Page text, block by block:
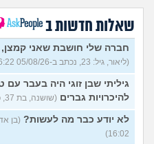
מאנשים אחרים?
(בדוי,
בן 27)
שאלה לבנות שעברו פרום
בחייהן
(ליהיא, בת 18)
עדיף להיות פשוט לבד או
לנסות להפגש עם חברות?
(אנונימית, בת 17)
חברות שלי ישתנה כשידעו
שאני נמשכת גם לנשים
(אנונימית, בת 19)
שאלות חדשות ב
חברה שלי חושבת שאני
(ליאור, גיל: 23, נכתב ב-05/08/26 16:22)
גיליתי שבן זוגי היה בעבר עם
להיכרויות גברים (שושנה, בת 37, כתבה ב-05/08/26 16:13)
לא יודע כבר מה לעשות?
16:02)